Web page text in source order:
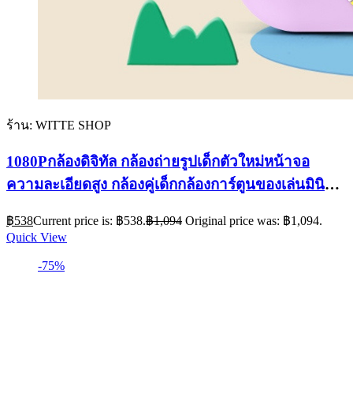
ร้าน: WITTE SHOP
1080Pกล้องดิจิทัล กล้องถ่ายรูปเด็กตัวใหม่หน้าจอ
ความละเอียดสูง กล้องคู่เด็กกล้องการ์ตูนของเล่นมินิ
฿538Current price is: ฿538.฿1,094 Original price was: ฿1,094.
Quick View
-75%